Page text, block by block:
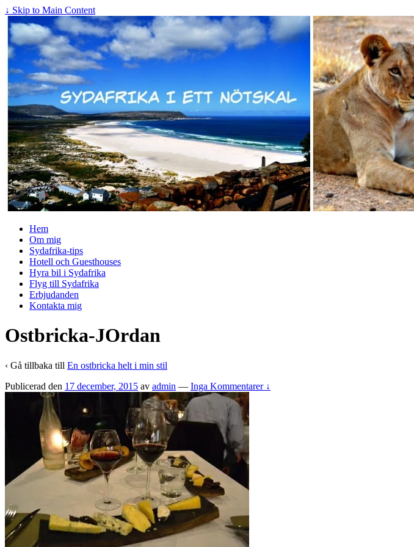
↓ Skip to Main Content
Hem
Om mig
Sydafrika-tips
Hotell och Guesthouses
Hyra bil i Sydafrika
Flyg till Sydafrika
Erbjudanden
Kontakta mig
Ostbricka-JOrdan
‹ Gå tillbaka till En ostbricka helt i min stil
Publicerad den 17 december, 2015 av admin — Inga Kommentarer ↓